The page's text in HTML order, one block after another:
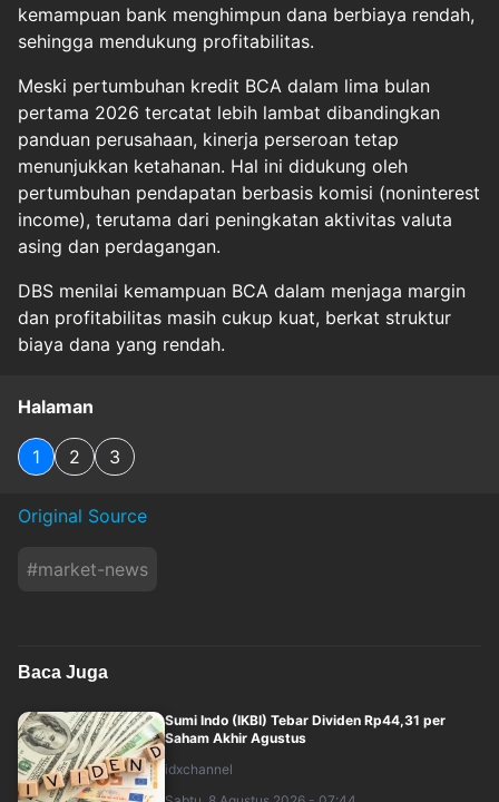
kemampuan bank menghimpun dana berbiaya rendah,
sehingga mendukung profitabilitas.
Meski pertumbuhan kredit BCA dalam lima bulan
pertama 2026 tercatat lebih lambat dibandingkan
panduan perusahaan, kinerja perseroan tetap
menunjukkan ketahanan. Hal ini didukung oleh
pertumbuhan pendapatan berbasis komisi (noninterest
income), terutama dari peningkatan aktivitas valuta
asing dan perdagangan.
DBS menilai kemampuan BCA dalam menjaga margin
dan profitabilitas masih cukup kuat, berkat struktur
biaya dana yang rendah.
Halaman
1 2 3
Original Source
#market-news
Baca Juga
Sumi Indo (IKBI) Tebar Dividen Rp44,31 per
Saham Akhir Agustus
idxchannel